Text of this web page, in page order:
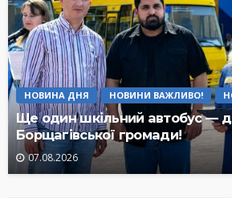
НОВИНА ДНЯ НОВИНИ ВАЖЛИВО!
Ще один шкільний автобус —
Борщагівської громади!
07.08.2026